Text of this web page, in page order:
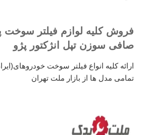
صافی سوزن تپل انژکتور پژو
ارائه کلیه انواع فیلتر سوخت
تمامی مدل ها از بازار ملت تهران